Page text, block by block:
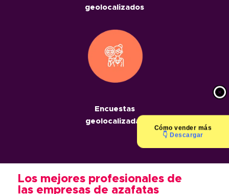
Cómovender más
👇 Descargar
geolocalizados
Encuestas
geolocalizadas
Los mejores profesionales de
las empresas de azafatas